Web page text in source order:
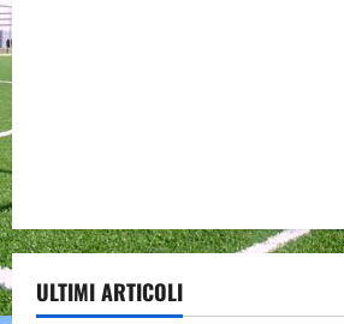
ULTIMI ARTICOLI